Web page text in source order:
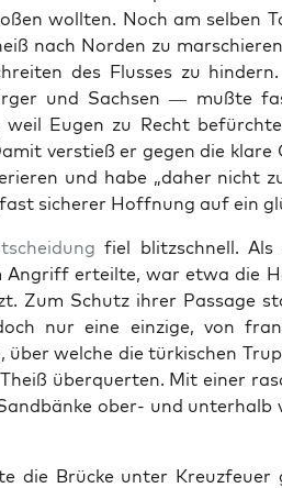
woll­ten. Noch am sel­ben
nach Nor­den zu
des Flusses zu
und Sach­sen — mußte
weil Eugen zu Recht
ver­stieß er gegen die
und habe „daher nicht
sicher­er Hoff­nung auf ein
fiel blitzschnell. Als
Angriff erteilte, war etwa die
Zum Schutz ihrer Pas­sage
nur eine einzige, von
über welche die türkischen
über­querten. Mit ein­er
ober- und
die Brücke unter Kreuzfeuer